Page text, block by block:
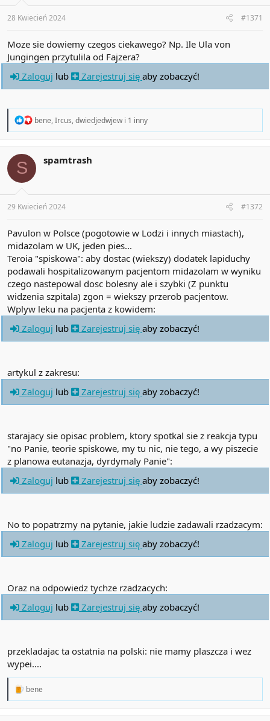
s
:
28 Kwiecień 2024 #1371
Moze sie dowiemy czegos ciekawego? Np. Ile Ula von
Jungingen przytulila od Fajzera?
Zaloguj lub Zarejestruj się aby zobaczyć!
R
i
o
s
:
bene,Ircus,dwiedjedwjewi 1 inny
S spamtrash
29 Kwiecień 2024 #1372
Pavulon w Polsce (pogotowie w Lodzi i innych miastach),
midazolam w UK, jeden pies...
Teroia "spiskowa": aby dostac (wiekszy) dodatek lapiduchy
podawali hospitalizowanym pacjentom midazolam w wyniku
czego nastepowal dosc bolesny ale i szybki (Z punktu
widzenia szpitala) zgon = wiekszy przerob pacjentow.
Wplyw leku na pacjenta z kowidem:
Zaloguj lub Zarejestruj się aby zobaczyć!
artykul z zakresu:
Zaloguj lub Zarejestruj się aby zobaczyć!
starajacy sie opisac problem, ktory spotkal sie z reakcja typu
"no Panie, teorie spiskowe, my tu nic, nie tego, a wy piszecie
z planowa eutanazja, dyrdymaly Panie":
Zaloguj lub Zarejestruj się aby zobaczyć!
No to popatrzmy na pytanie, jakie ludzie zadawali rzadzacym:
Zaloguj lub Zarejestruj się aby zobaczyć!
Oraz na odpowiedz tychze rzadzacych:
Zaloguj lub Zarejestruj się aby zobaczyć!
przekladajac ta ostatnia na polski: nie mamy plaszcza i wez
wypei....
R
bene